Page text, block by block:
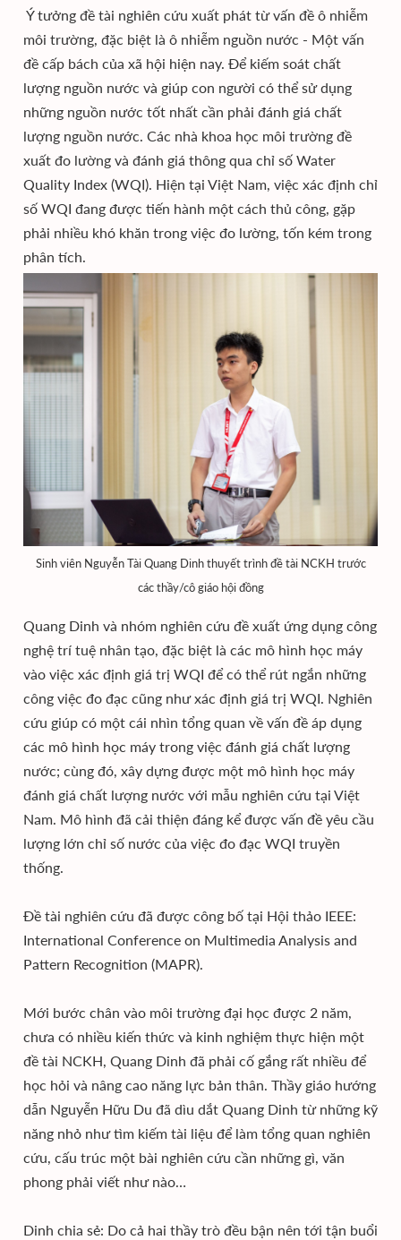
Ý tưởng đề tài nghiên cứu xuất phát từ vấn đề ô nhiễm
môi trường, đặc biệt là ô nhiễm nguồn nước - Một vấn
đề cấp bách của xã hội hiện nay. Để kiếm soát chất
lượng nguồn nước và giúp con người có thể sử dụng
những nguồn nước tốt nhất cần phải đánh giá chất
lượng nguồn nước. Các nhà khoa học môi trường đề
xuất đo lường và đánh giá thông qua chỉ số Water
Quality Index (WQI). Hiện tại Việt Nam, việc xác định chỉ
số WQI đang được tiến hành một cách thủ công, gặp
phải nhiều khó khăn trong việc đo lường, tốn kém trong
phân tích.
Sinh viên Nguyễn Tài Quang Dinh thuyết trình đề tài NCKH trước
các thầy/cô giáo hội đồng
Quang Dinh và nhóm nghiên cứu đề xuất ứng dụng công
nghệ trí tuệ nhân tạo, đặc biệt là các mô hình học máy
vào việc xác định giá trị WQI để có thể rút ngắn những
công việc đo đạc cũng như xác định giá trị WQI. Nghiên
cứu giúp có một cái nhìn tổng quan về vấn đề áp dụng
các mô hình học máy trong việc đánh giá chất lượng
nước; cùng đó, xây dựng được một mô hình học máy
đánh giá chất lượng nước với mẫu nghiên cứu tại Việt
Nam. Mô hình đã cải thiện đáng kể được vấn đề yêu cầu
lượng lớn chỉ số nước của việc đo đạc WQI truyền
thống.
Đề tài nghiên cứu đã được công bố tại Hội thảo IEEE:
International Conference on Multimedia Analysis and
Pattern Recognition (MAPR).
Mới bước chân vào môi trường đại học được 2 năm,
chưa có nhiều kiến thức và kinh nghiệm thực hiện một
đề tài NCKH, Quang Dinh đã phải cố gắng rất nhiều để
học hỏi và nâng cao năng lực bản thân. Thầy giáo hướng
dẫn Nguyễn Hữu Du đã dìu dắt Quang Dinh từ những kỹ
năng nhỏ như tìm kiếm tài liệu để làm tổng quan nghiên
cứu, cấu trúc một bài nghiên cứu cần những gì, văn
phong phải viết như nào…
Dinh chia sẻ: Do cả hai thầy trò đều bận nên tới tận buổi